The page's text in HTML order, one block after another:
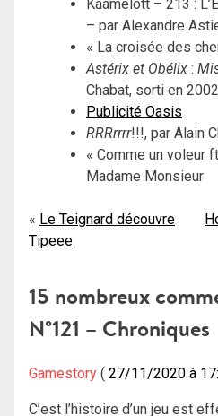
Kaamelott – 213 :
– par Alexandre
« La croisée des
Astérix et Obélix :
Chabat, sorti en 2002
Publicité Oasis
RRRrrrr!!!, par Alain
« Comme un voleur
Madame Monsieur
Navigation
de
l’article
Le Teignard découvre
Tipeee
15 nombreux
N°121 – Chroniques
Gamestory 27/11/2020 à
C’est l’histoire d’un jeu est